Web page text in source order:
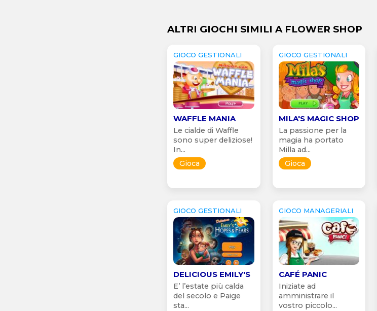
ALTRI GIOCHI SIMILI A FLOWER SHOP
GIOCO GESTIONALI
WAFFLE MANIA
Le cialde di Waffle
sono super deliziose!
In...
Gioca
GIOCO GESTIONALI
MILA'S MAGIC SHOP
La passione per la
magia ha portato
Milla ad...
Gioca
GIOCO GESTIONALI
DELICIOUS EMILY'S
E’ l’estate più calda
del secolo e Paige
sta...
GIOCO MANAGERIALI
CAFÉ PANIC
Iniziate ad
amministrare il
vostro piccolo...